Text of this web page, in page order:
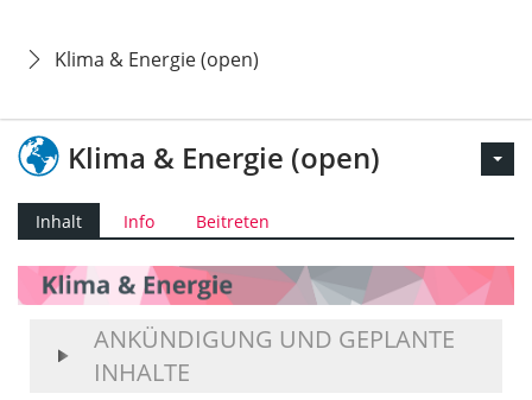
Klima & Energie (open)
Klima & Energie (open)
Inhalt Info Beitreten
ANKÜNDIGUNG UND GEPLANTE
INHALTE